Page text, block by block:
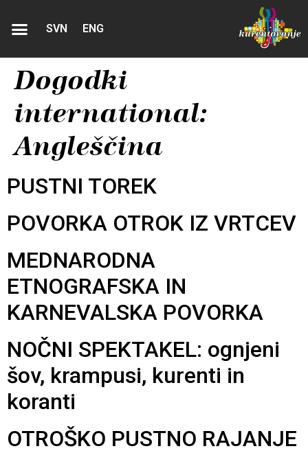
SVN ENG
Dogodki
international:
Angleščina
PUSTNI TOREK
POVORKA OTROK IZ VRTCEV
MEDNARODNA
ETNOGRAFSKA IN
KARNEVALSKA POVORKA
NOČNI SPEKTAKEL: ognjeni
šov, krampusi, kurenti in
koranti
OTROŠKO PUSTNO RAJANJE